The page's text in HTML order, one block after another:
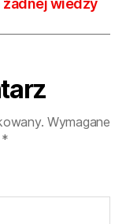
Wymagane
*